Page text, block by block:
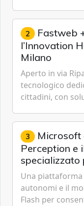
2 Fastweb
l’Innovation
Milano
Aperto in via
tecnologico
cittadini, con
Cybersecurity.
3 Microsoft
Perception e
specializzato
Una piattaforma
autonomi e il
Flash per